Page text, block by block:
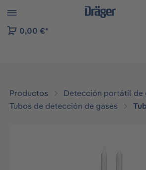
to B2B platform navigation
0,00 €*
Productos
Detección portátil de
Tubos de detección de gases